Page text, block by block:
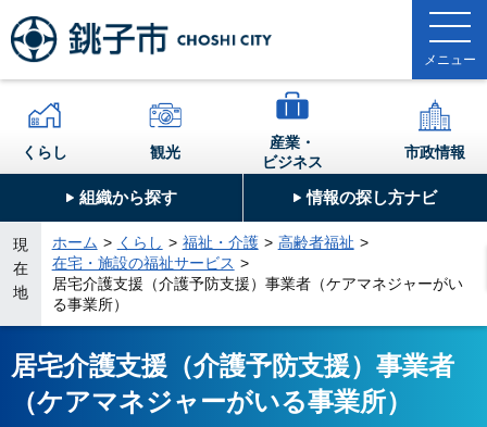
組織から探す 情報の探し方ナビ
くらし 観光
産業・
ビジネス
市政情報
現
在
地
ホーム くらし 福祉・介護
高齢者福祉
在宅・施設の福祉サービス
居宅介護支援（介護予防支援）事業者（ケアマネジャーがい
る事業所）
居宅介護支援（介護予防支援）事業者
（ケアマネジャーがいる事業所）